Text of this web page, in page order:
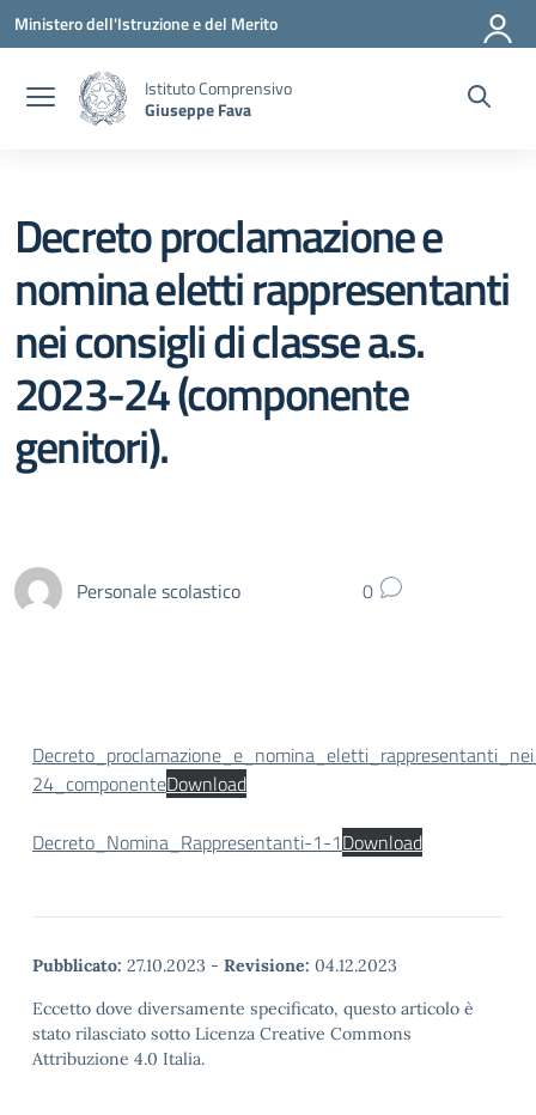
Vai ai contenuti
Vai al menu di navigazione
Vai al footer
Ministero dell'Istruzione e del Merito
Istituto Comprensivo
Giuseppe Fava
Decreto proclamazione e
nomina eletti rappresentanti
nei consigli di classe a.s.
2023-24 (componente
genitori).
Personale scolastico 0
24_componenteDownload
Decreto_Nomina_Rappresentanti-1-1Download
Pubblicato: 27.10.2023 - Revisione: 04.12.2023
Eccetto dove diversamente specificato, questo articolo è
stato rilasciato sotto Licenza Creative Commons
Attribuzione 4.0 Italia.